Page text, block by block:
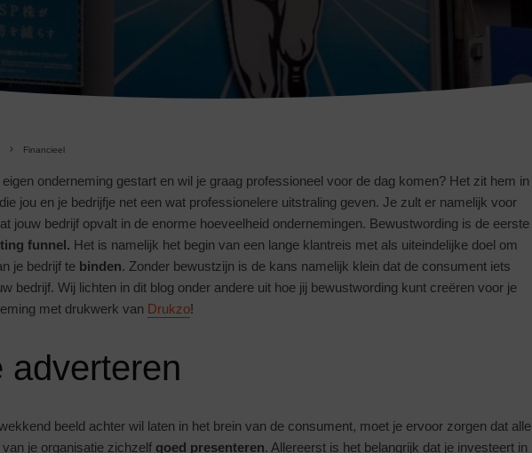
Financieel
onderneming gestart en wil je graag professioneel voor de dag komen? Het zit hem in
jou en je bedrijfje net een wat professionelere uitstraling geven. Je zult er namelijk voor
jouw bedrijf opvalt in de enorme hoeveelheid ondernemingen. Bewustwording is de eerste
funnel. Het is namelijk het begin van een lange klantreis met als uiteindelijke doel om
je bedrijf te binden. Zonder bewustzijn is de kans namelijk klein dat de consument iets
bedrijf. Wij lichten in dit blog onder andere uit hoe jij bewustwording kunt creëren voor je
met drukwerk van Drukzo!
adverteren
beeld achter wil laten in het brein van de consument, moet je ervoor zorgen dat alle
je organisatie zichzelf goed presenteren. Allereerst is het belangrijk dat je investeert in